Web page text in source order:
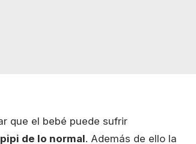
que el bebé puede sufrir
de lo normal. Además de ello la